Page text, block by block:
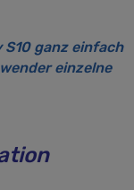
ganz einfach
einzelne